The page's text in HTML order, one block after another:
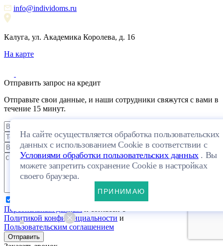
info@individoms.ru
Калуга, ул. Академика Королева, д. 16
На карте
Отправить запрос на кредит
Отправьте свои данные, и наши сотрудники свяжутся с вами в
течение 15 минут.
Я даю свое согласие на обработку
Персональных данных
Политикой конфиденциальности и
Пользовательским соглашением
Отправить
На сайте осуществляется обработка пользовательских
данных с использованием Cookie в соответствии с
Условиями обработки пользовательских данных. Вы
можете запретить сохранение Cookie в настройках
своего браузера.
ПРИНИМАЮ